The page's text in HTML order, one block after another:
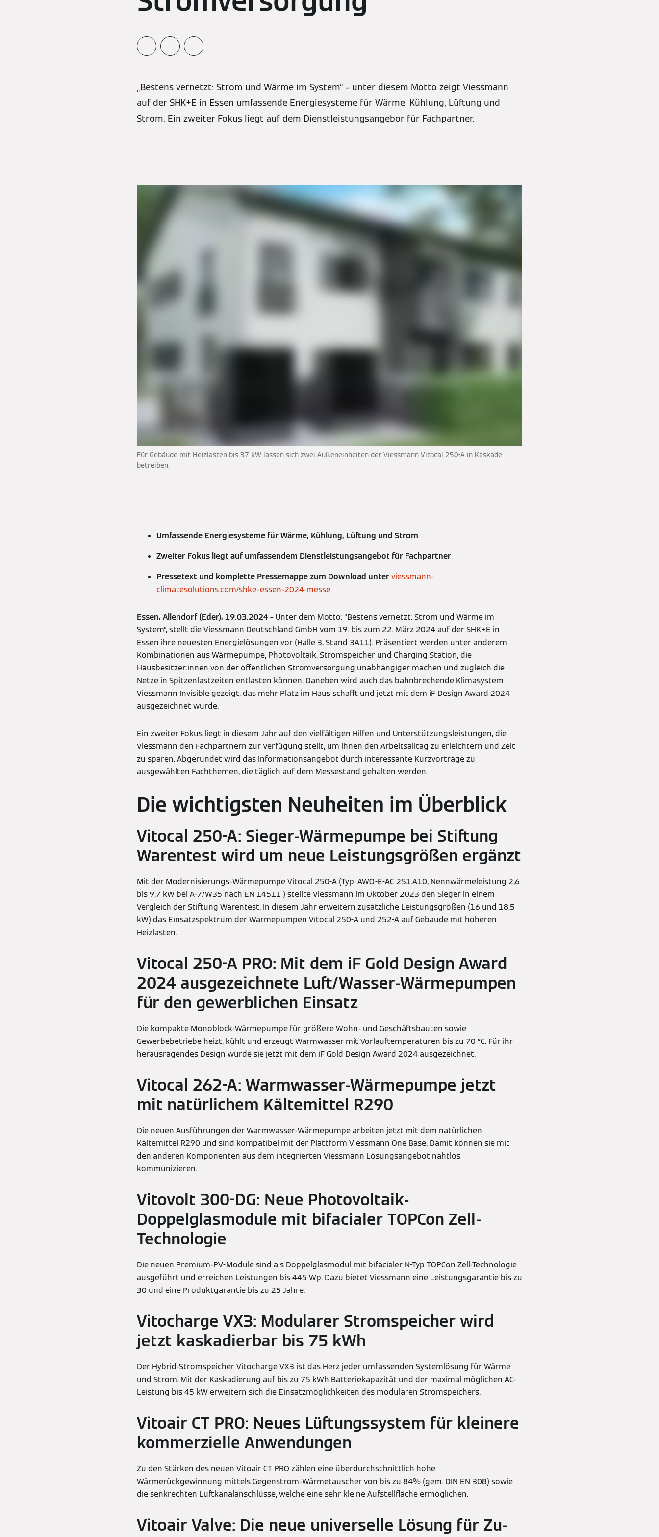
„Bestens vernetzt: Strom und Wärme im System“ – unter diesem Motto zeigt Viessmann
auf der SHK+E in Essen umfassende Energiesysteme für Wärme, Kühlung, Lüftung und
Strom. Ein zweiter Fokus liegt auf dem Dienstleistungsangebor für Fachpartner.
Für Gebäude mit Heizlasten bis 37 kW lassen sich zwei Außeneinheiten der Viessmann Vitocal 250-A in Kaskade
betreiben.
Umfassende Energiesysteme für Wärme, Kühlung, Lüftung und Strom
Zweiter Fokus liegt auf umfassendem Dienstleistungsangebot für Fachpartner
Pressetext und komplette Pressemappe zum Download unterviessmann-
climatesolutions.com/shke-essen-2024-messe
Essen, Allendorf (Eder), 19.03.2024– Unter dem Motto: “Bestens vernetzt: Strom und Wärme im
System”, stellt die Viessmann Deutschland GmbH vom 19. bis zum 22. März 2024 auf der SHK+E in
Essen ihre neuesten Energielösungen vor (Halle 3, Stand 3A11). Präsentiert werden unter anderem
Kombinationen aus Wärmepumpe, Photovoltaik, Stromspeicher und Charging Station, die
Hausbesitzer:innen von der öffentlichen Stromversorgung unabhängiger machen und zugleich die
Netze in Spitzenlastzeiten entlasten können. Daneben wird auch das bahnbrechende Klimasystem
Viessmann Invisible gezeigt, das mehr Platz im Haus schafft und jetzt mit dem iF Design Award 2024
ausgezeichnet wurde.
Ein zweiter Fokus liegt in diesem Jahr auf den vielfältigen Hilfen und Unterstützungsleistungen, die
Viessmann den Fachpartnern zur Verfügung stellt, um ihnen den Arbeitsalltag zu erleichtern und Zeit
zu sparen. Abgerundet wird das Informationsangebot durch interessante Kurzvorträge zu
ausgewählten Fachthemen, die täglich auf dem Messestand gehalten werden.
Die wichtigsten Neuheiten im Überblick
Vitocal 250-A: Sieger-Wärmepumpe bei Stiftung
Warentest wird um neue Leistungsgrößen ergänzt
Mit der Modernisierungs-Wärmepumpe Vitocal 250-A (Typ: AWO-E-AC 251.A10, Nennwärmeleistung 2,6
bis 9,7 kW bei A-7/W35 nach EN 14511 ) stellte Viessmann im Oktober 2023 den Sieger in einem
Vergleich der Stiftung Warentest. In diesem Jahr erweitern zusätzliche Leistungsgrößen (16 und 18,5
kW) das Einsatzspektrum der Wärmepumpen Vitocal 250-A und 252-A auf Gebäude mit höheren
Heizlasten.
Vitocal 250-A PRO: Mit dem iF Gold Design Award
2024 ausgezeichnete Luft/Wasser-Wärmepumpen
für den gewerblichen Einsatz
Die kompakte Monoblock-Wärmepumpe für größere Wohn- und Geschäftsbauten sowie
Gewerbebetriebe heizt, kühlt und erzeugt Warmwasser mit Vorlauftemperaturen bis zu 70 °C. Für ihr
herausragendes Design wurde sie jetzt mit dem iF Gold Design Award 2024 ausgezeichnet.
Vitocal 262-A: Warmwasser-Wärmepumpe jetzt
mit natürlichem Kältemittel R290
Die neuen Ausführungen der Warmwasser-Wärmepumpe arbeiten jetzt mit dem natürlichen
Kältemittel R290 und sind kompatibel mit der Plattform Viessmann One Base. Damit können sie mit
den anderen Komponenten aus dem integrierten Viessmann Lösungsangebot nahtlos
kommunizieren.
Vitovolt 300-DG: Neue Photovoltaik-
Doppelglasmodule mit bifacialer TOPCon Zell-
Technologie
Die neuen Premium-PV-Module sind als Doppelglasmodul mit bifacialer N-Typ TOPCon Zell-Technologie
ausgeführt und erreichen Leistungen bis 445 Wp. Dazu bietet Viessmann eine Leistungsgarantie bis zu
30 und eine Produktgarantie bis zu 25 Jahre.
Vitocharge VX3: Modularer Stromspeicher wird
jetzt kaskadierbar bis 75 kWh
Der Hybrid-Stromspeicher Vitocharge VX3 ist das Herz jeder umfassenden Systemlösung für Wärme
und Strom. Mit der Kaskadierung auf bis zu 75 kWh Batteriekapazität und der maximal möglichen AC-
Leistung bis 45 kW erweitern sich die Einsatzmöglichkeiten des modularen Stromspeichers.
Vitoair CT PRO: Neues Lüftungssystem für kleinere
kommerzielle Anwendungen
Zu den Stärken des neuen Vitoair CT PRO zählen eine überdurchschnittlich hohe
Wärmerückgewinnung mittels Gegenstrom-Wärmetauscher von bis zu 84% (gem. DIN EN 308) sowie
die senkrechten Luftkanalanschlüsse, welche eine sehr kleine Aufstellfläche ermöglichen.
Vitoair Valve: Die neue universelle Lösung für Zu-